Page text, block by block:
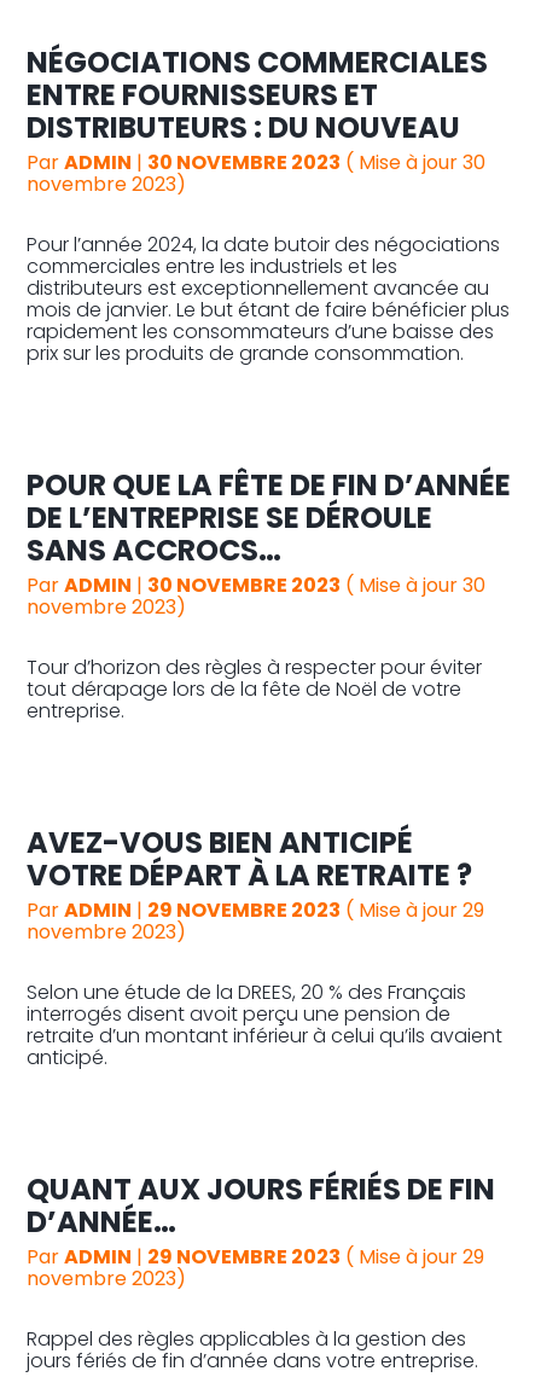
Reprise, transmission et création
Gestion au quotidien
Pilotage d’entreprise
Audit
NÉGOCIATIONS COMMERCIALES
ENTRE FOURNISSEURS ET
DISTRIBUTEURS : DU NOUVEAU
ParADMIN | 30 NOVEMBRE 2023 ( Mise à jour 30
novembre 2023)
Pour l’année 2024, la date butoir des négociations
commerciales entre les industriels et les
distributeurs est exceptionnellement avancée au
mois de janvier. Le but étant de faire bénéficier plus
rapidement les consommateurs d’une baisse des
prix sur les produits de grande consommation.
POUR QUE LA FÊTE DE FIN D’ANNÉE
DE L’ENTREPRISE SE DÉROULE
SANS ACCROCS…
ParADMIN | 30 NOVEMBRE 2023 ( Mise à jour 30
novembre 2023)
Tour d’horizon des règles à respecter pour éviter
tout dérapage lors de la fête de Noël de votre
entreprise.
AVEZ-VOUS BIEN ANTICIPÉ
VOTRE DÉPART À LA RETRAITE ?
ParADMIN | 29 NOVEMBRE 2023 ( Mise à jour 29
novembre 2023)
Selon une étude de la DREES, 20 % des Français
interrogés disent avoit perçu une pension de
retraite d’un montant inférieur à celui qu’ils avaient
anticipé.
QUANT AUX JOURS FÉRIÉS DE FIN
D’ANNÉE…
ParADMIN | 29 NOVEMBRE 2023 ( Mise à jour 29
novembre 2023)
Rappel des règles applicables à la gestion des
jours fériés de fin d’année dans votre entreprise.